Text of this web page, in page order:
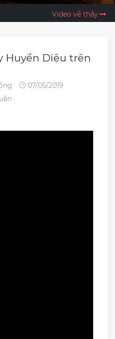
Video về thầy
Huyền Diệu trên
07/05/2019